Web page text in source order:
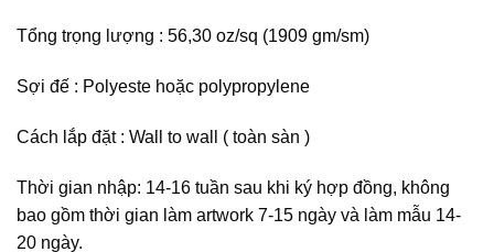
Tổng trọng lượng : 56,30 oz/sq (1909 gm/sm)
Sợi đế : Polyeste hoặc polypropylene
Cách lắp đặt : Wall to wall ( toàn sàn )
Thời gian nhập: 14-16 tuần sau khi ký hợp đồng, không
bao gồm thời gian làm artwork 7-15 ngày và làm mẫu 14-
20 ngày.